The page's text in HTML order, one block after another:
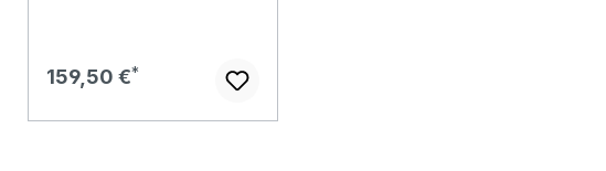
Regulärer Preis:
159,50 €